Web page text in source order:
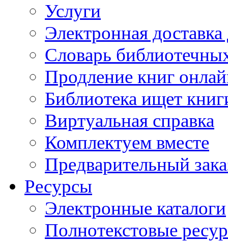
Услуги
Электронная
Словарь
Продление книг
Библиотека ищет
Виртуальная справка
Комплектуем вместе
Предварительный
Ресурсы
Электронные каталоги
Полнотекстовые